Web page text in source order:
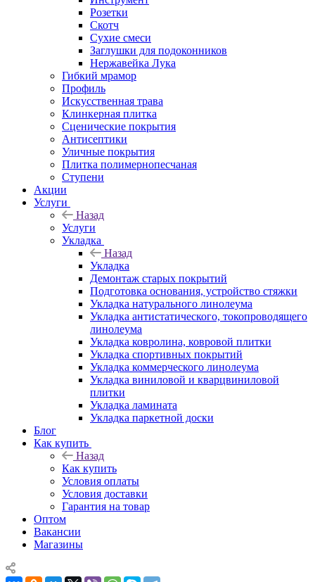
Розетки
Скотч
Сухие смеси
Заглушки для подоконников
Нержавейка Лука
Гибкий мрамор
Профиль
Искусственная трава
Клинкерная плитка
Сценические покрытия
Антисептики
Уличные покрытия
Плитка полимернопесчаная
Ступени
Акции
Услуги
Назад
Услуги
Укладка
Назад
Укладка
Демонтаж старых покрытий
Подготовка основания, устройство стяжки
Укладка натурального линолеума
Укладка антистатического, токопроводящего
линолеума
Укладка ковролина, ковровой плитки
Укладка спортивных покрытий
Укладка коммерческого линолеума
Укладка виниловой и кварцвиниловой
плитки
Укладка ламината
Укладка паркетной доски
Блог
Как купить
Назад
Как купить
Условия оплаты
Условия доставки
Гарантия на товар
Оптом
Вакансии
Магазины